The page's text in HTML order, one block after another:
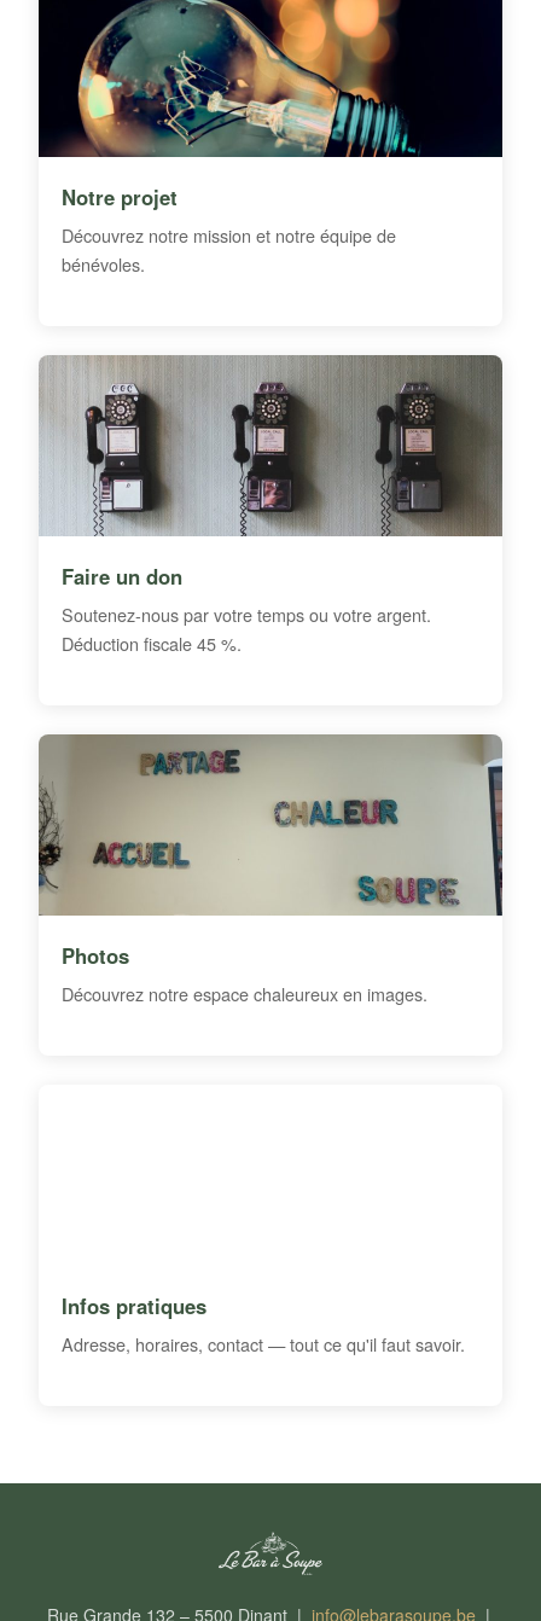
Notre projet
Découvrez notre mission et notre équipe de
bénévoles.
Faire un don
Soutenez-nous par votre temps ou votre argent.
Déduction fiscale 45 %.
Photos
Découvrez notre espace chaleureux en images.
Infos pratiques
Adresse, horaires, contact — tout ce qu'il faut savoir.
Rue Grande 132 – 5500 Dinant | info@lebarasoupe.be|